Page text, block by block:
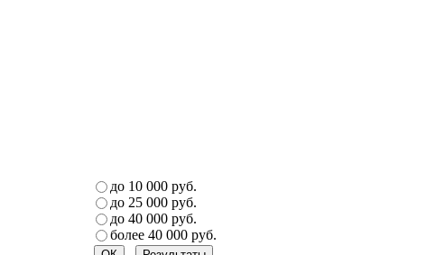
до 10 000 руб.
до 25 000 руб.
до 40 000 руб.
более 40 000 руб.